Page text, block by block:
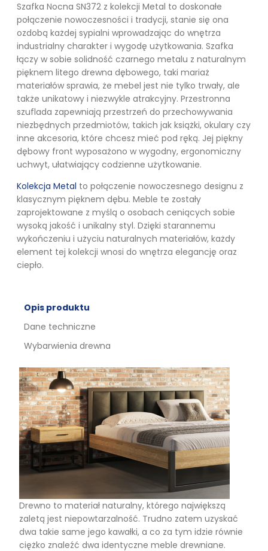
Szafka Nocna SN372 z kolekcji Metal to doskonałe
połączenie nowoczesności i tradycji, stanie się ona
ozdobą każdej sypialni wprowadzając do wnętrza
industrialny charakter i wygodę użytkowania. Szafka
łączy w sobie solidność czarnego metalu z naturalnym
pięknem litego drewna dębowego, taki mariaż
materiałów sprawia, że mebel jest nie tylko trwały, ale
także unikatowy i niezwykle atrakcyjny. Przestronna
szuflada zapewniają przestrzeń do przechowywania
niezbędnych przedmiotów, takich jak książki, okulary czy
inne akcesoria, które chcesz mieć pod ręką. Jej piękny
dębowy front wyposażono w wygodny, ergonomiczny
uchwyt, ułatwiający codzienne użytkowanie.
Kolekcja Metal to połączenie nowoczesnego designu z
klasycznym pięknem dębu. Meble te zostały
zaprojektowane z myślą o osobach ceniących sobie
wysoką jakość i unikalny styl. Dzięki starannemu
wykończeniu i użyciu naturalnych materiałów, każdy
element tej kolekcji wnosi do wnętrza elegancję oraz
ciepło.
Opis produktu
Dane techniczne
Wybarwienia drewna
Drewno to materiał naturalny, którego największą
zaletą jest niepowtarzalność. Trudno zatem uzyskać
dwa takie same jego kawałki, a co za tym idzie równie
ciężko znaleźć dwa identyczne meble drewniane.